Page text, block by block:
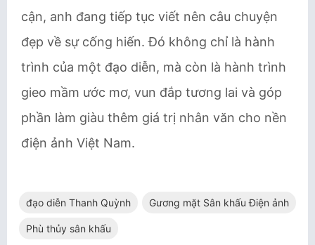
cận, anh đang tiếp tục viết nên câu chuyện
đẹp về sự cống hiến. Đó không chỉ là hành
trình của một đạo diễn, mà còn là hành trình
gieo mầm ước mơ, vun đắp tương lai và góp
phần làm giàu thêm giá trị nhân văn cho nền
điện ảnh Việt Nam.
đạo diễn Thanh Quỳnh Gương mặt Sân khấu Điện ảnh
Phù thủy sân khấu